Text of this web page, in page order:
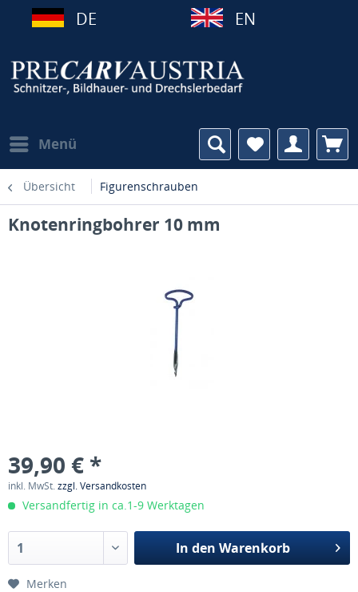
DE EN
Menü
Übersicht Figurenschrauben
Knotenringbohrer 10 mm
39,90 € *
inkl. MwSt.zzgl. Versandkosten
Versandfertig in ca.1-9 Werktagen
In den Warenkorb
Merken